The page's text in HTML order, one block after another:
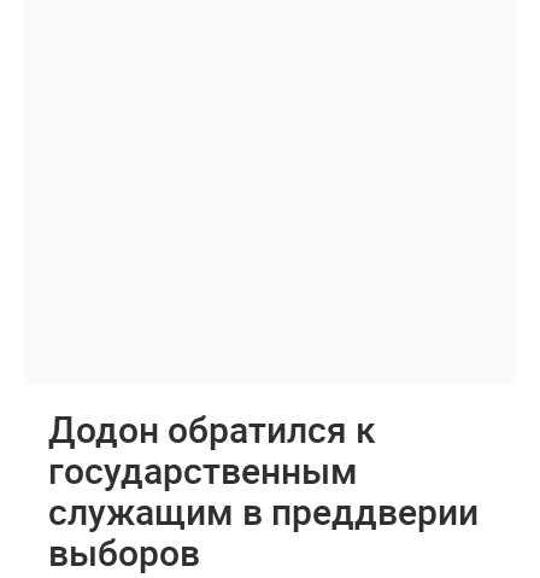
Додон обратился к
государственным
служащим в преддверии
выборов